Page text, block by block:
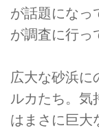
が話題になっ
が調査に行っ
広大な砂浜に
ルカたち。気
はまさに巨大